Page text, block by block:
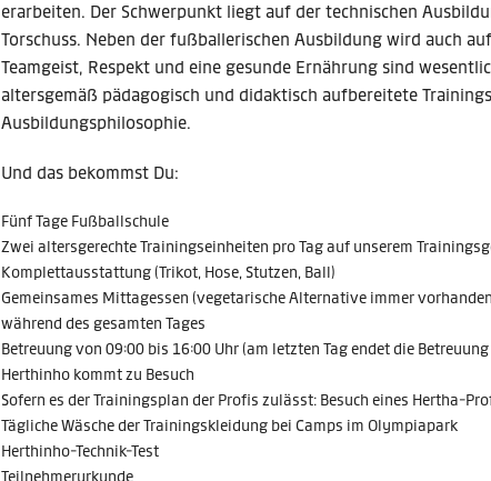
erarbeiten. Der Schwerpunkt liegt auf der technischen
Torschuss. Neben der fußballerischen Ausbildung wird auch
Teamgeist, Respekt und eine gesunde Ernährung sind
altersgemäß pädagogisch und didaktisch aufbereitete
Ausbildungsphilosophie.
Und das bekommst Du:
Fünf Tage Fußballschule
Zwei altersgerechte Trainingseinheiten pro Tag auf unserem
Komplettausstattung (Trikot, Hose, Stutzen, Ball)
Gemeinsames Mittagessen (vegetarische Alternative immer
während des gesamten Tages
Betreuung von 09:00 bis 16:00 Uhr (am letzten Tag endet die
Herthinho kommt zu Besuch
Sofern es der Trainingsplan der Profis zulässt: Besuch eines Hertha-
Tägliche Wäsche der Trainingskleidung bei Camps im Olympiapark
Herthinho-Technik-Test